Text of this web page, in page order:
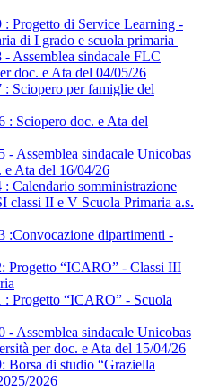
: Progetto di Service Learning -
di I grado e scuola primaria
Assemblea sindacale FLC
doc. e Ata del 04/05/26
: Sciopero per famiglie del
: Sciopero doc. e Ata del
- Assemblea sindacale Unicobas
e Ata del 16/04/26
Calendario somministrazione
classi II e V Scuola Primaria a.s.
:Convocazione dipartimenti -
Progetto “ICARO” - Classi III
: Progetto “ICARO” - Scuola
- Assemblea sindacale Unicobas
per doc. e Ata del 15/04/26
Borsa di studio “Graziella
2026